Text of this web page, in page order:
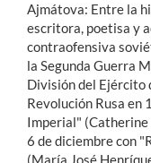
Ajmátova: Entre la
escritora, poetisa y
contraofensiva
la Segunda Guerra
División del Ejército
Revolución Rusa en
Imperial" (Catherine
6 de diciembre con
(María José